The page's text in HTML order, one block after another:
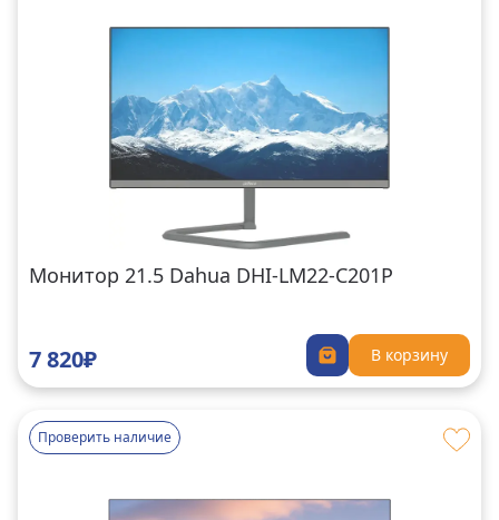
Монитор 21.5 Dahua DHI-LM22-C201P
7 820₽ В корзину
Проверить наличие